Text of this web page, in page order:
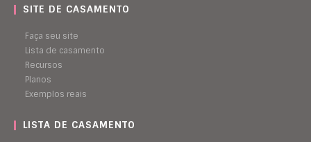
SITE DE CASAMENTO
Faça seu site
Lista de casamento
Recursos
Planos
Exemplos reais
LISTA DE CASAMENTO